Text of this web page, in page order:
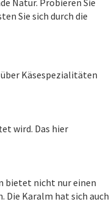
Natur. Probieren Sie
Sie sich durch die
Käsespezialitäten
wird. Das hier
bietet nicht nur einen
Die Karalm hat sich auch